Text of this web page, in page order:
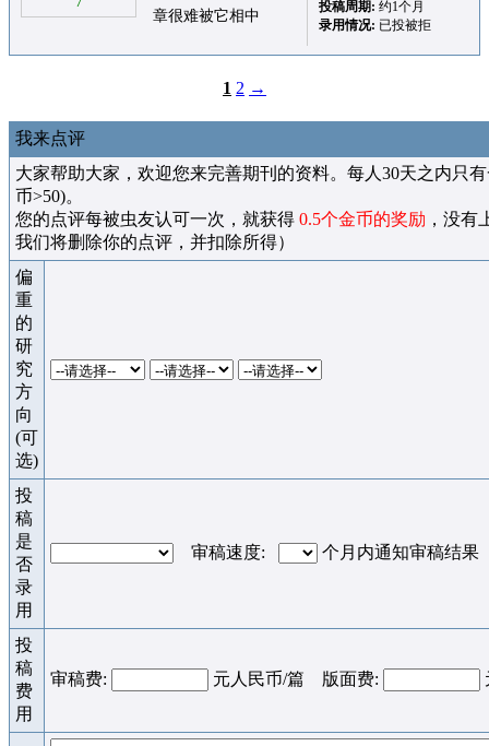
章很难被它相中
投稿周期: 约1个月
录用情况: 已投被拒
1 2 →
我来点评
大家帮助大家，欢迎您来完善期刊的资料。每人30天之内只
币>50)。
您的点评每被虫友认可一次，就获得 0.5个金币的奖励 ，没有
我们将删除你的点评，并扣除所得）
偏
重
的
研
究
方
向
(可
选)
投
稿
是
否
录
用
审稿速度: 个月内通知审稿结果
投
稿
费
用
审稿费: 元人民币/篇 版面费: